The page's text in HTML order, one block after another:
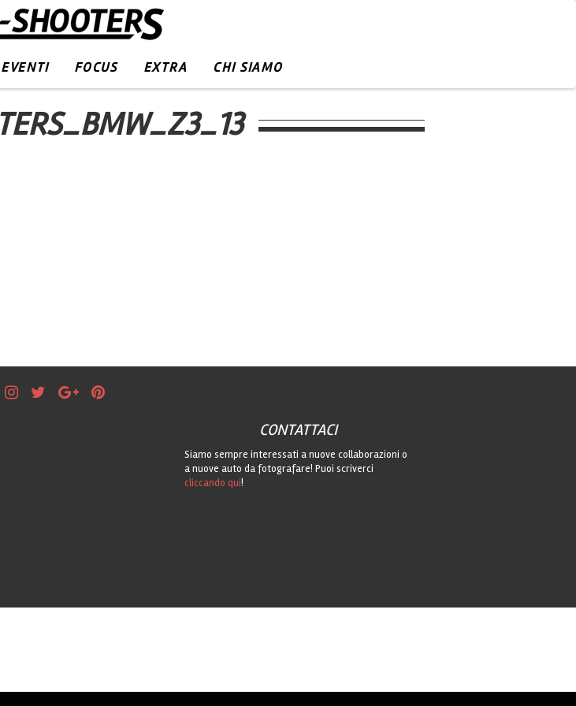
EVENTI FOCUS EXTRA CHI SIAMO
CONTATTACI
Siamo sempre interessati a nuove collaborazioni o
a nuove auto da fotografare! Puoi scriverci
cliccando qui!